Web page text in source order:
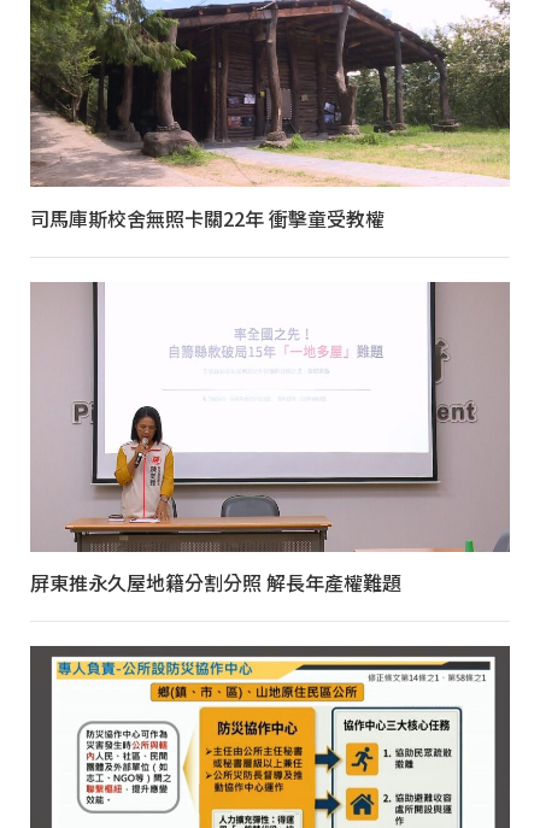
司馬庫斯校舍無照卡關22年 衝擊童受教權
屏東推永久屋地籍分割分照 解長年產權難題